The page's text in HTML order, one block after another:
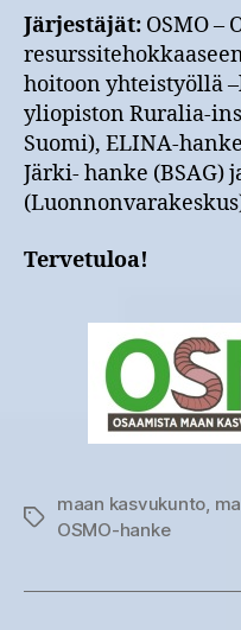
Järjestäjät: OSMO –
hoitoon yhteistyöllä
yliopiston Ruralia-
Suomi), ELINA-
Järki- hanke (BSAG)
Tervetuloa!
Avainsanat
maan kasvukunto
OSMO-hanke